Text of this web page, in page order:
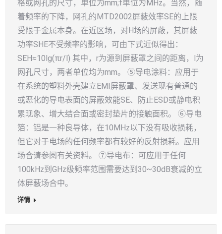
格或网孔的尺寸，单位为mm;f单位为MHz。当然，随
着频率的下降，网孔的MTD2002屏蔽效率SE的上限
受限于金属本身。在近区场，对H场的屏蔽，其屏蔽
功率SHE不受频率的影响，可由下式近似得出：
SEH≈10lg(πr/l) 其中，r为源到屏蔽罩之间的距离，l为
网孔尺寸，两者单位均为mm。 ⑤导电涂料：应用于
在系统的塑料外壳建立EMI屏蔽罩、发送现有普通的
或恶化的导电表面的屏蔽效能SE、防止ESD或静电积
累现象、增大结合面或密封垫片的接触面积。 ⑥导电
箔：铝是一种良导体，在10MHz以下没有吸收损耗，
但它对于电场的任何频率都有较好的反射损耗。应用
场合请参阅有关资料。 ⑦导电布：可应用于任何
100kHz到GHz级频率范围需要达到30~30dB衰减的立
体屏蔽场合中。
详情